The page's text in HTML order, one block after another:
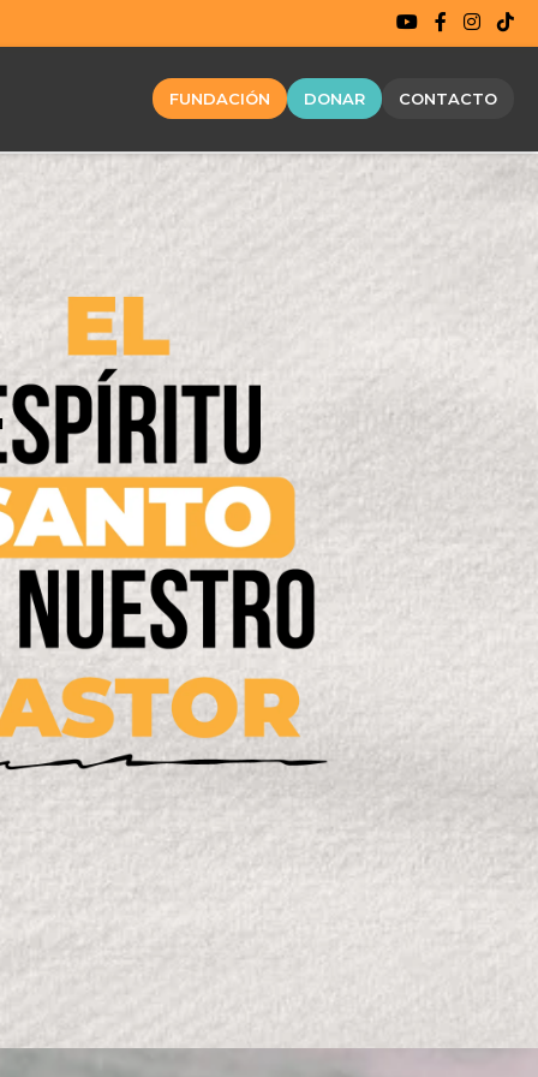
FUNDACIÓN DONAR CONTACTO